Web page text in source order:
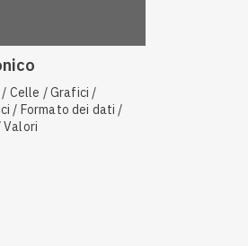
Celle / Grafici /
/ Formato dei dati /